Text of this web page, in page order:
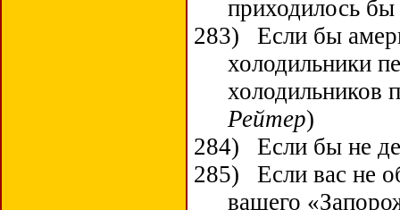
приходилось бы
283)
Если бы
холодильники
холодильников
Рейтер)
284)
Если бы не
285)
Если вас не
вашего